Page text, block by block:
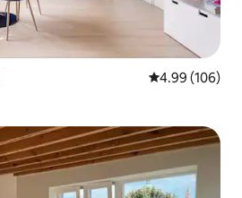
평점 4.99점(5
4.99 (106)